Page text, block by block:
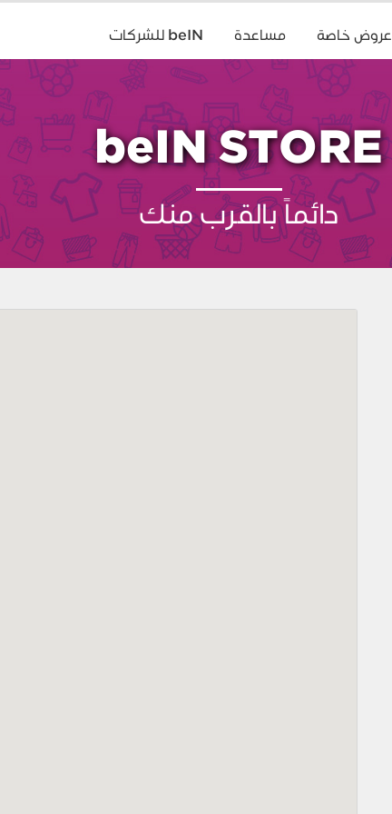
عروض خاصة مساعدة beIN للشركات
beIN STORE
دائماً بالقرب منك